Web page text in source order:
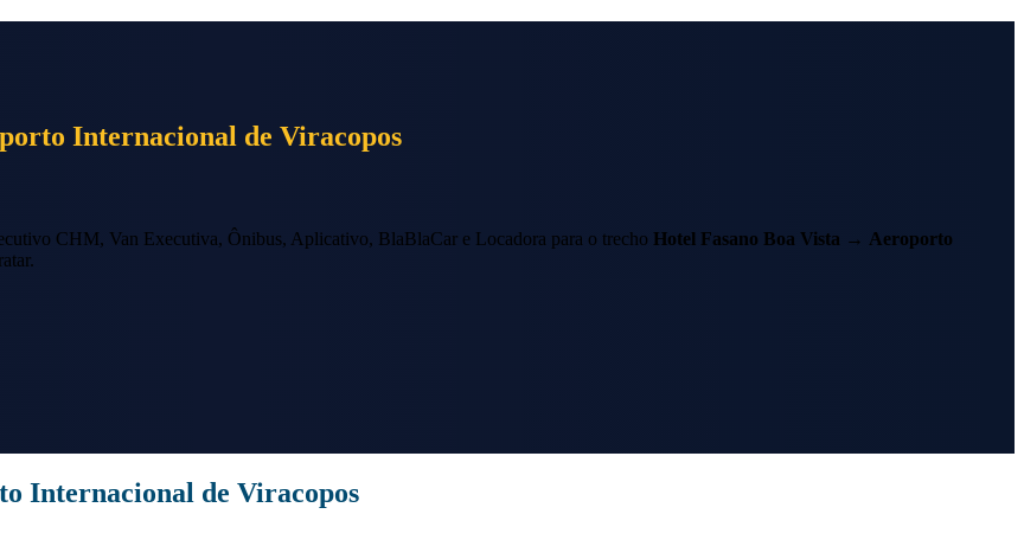
Internacional de Viracopos
CHM, Van Executiva, Ônibus, Aplicativo, BlaBlaCar e Locadora para o trecho Hotel Fasano Boa Vista → Aeroporto
Internacional de Viracopos